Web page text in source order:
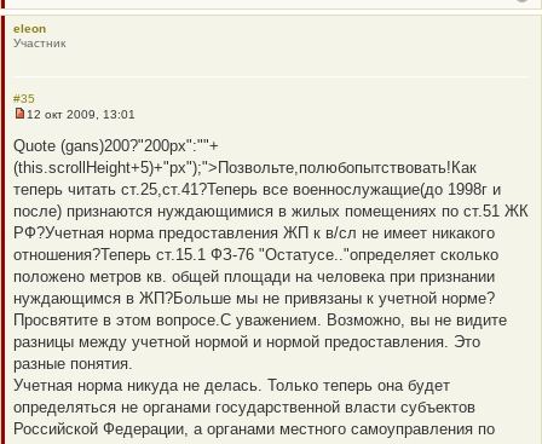
н
н
о
о
б
е
н
е
eleon
Участник
#35
п
р
ч
и
т
а
н
о
е
о
о
щ
е
и
е
12 окт 2009, 13:01
Quote (gans)200?"200px":""+
(this.scrollHeight+5)+"px");">Позвольте,полюбопытствовать!Как
теперь читать ст.25,ст.41?Теперь все военнослужащие(до 1998г и
после) признаются нуждающимися в жилых помещениях по ст.51 ЖК
РФ?Учетная норма предоставления ЖП к в/сл не имеет никакого
отношения?Теперь ст.15.1 ФЗ-76 "Остатусе.."определяет сколько
положено метров кв. общей площади на человека при признании
нуждающимся в ЖП?Больше мы не привязаны к учетной норме?
Просвятите в этом вопросе.С уважением. Возможно, вы не видите
разницы между учетной нормой и нормой предоставления. Это
разные понятия.
Учетная норма никуда не делась. Только теперь она будет
определяться не органами государственной власти субъектов
Российской Федерации, а органами местного самоуправления по